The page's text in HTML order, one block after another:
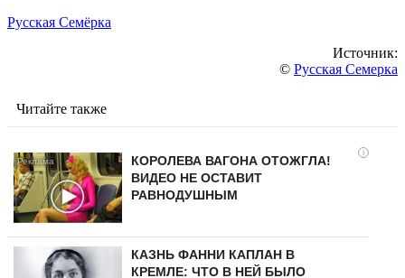
Русская Семёрка
Источник:
© Русская Семерка
Читайте также
i
КОРОЛЕВА ВАГОНА ОТОЖГЛА!
ВИДЕО НЕ ОСТАВИТ
РАВНОДУШНЫМ
КАЗНЬ ФАННИ КАПЛАН В
КРЕМЛЕ: ЧТО В НЕЙ БЫЛО